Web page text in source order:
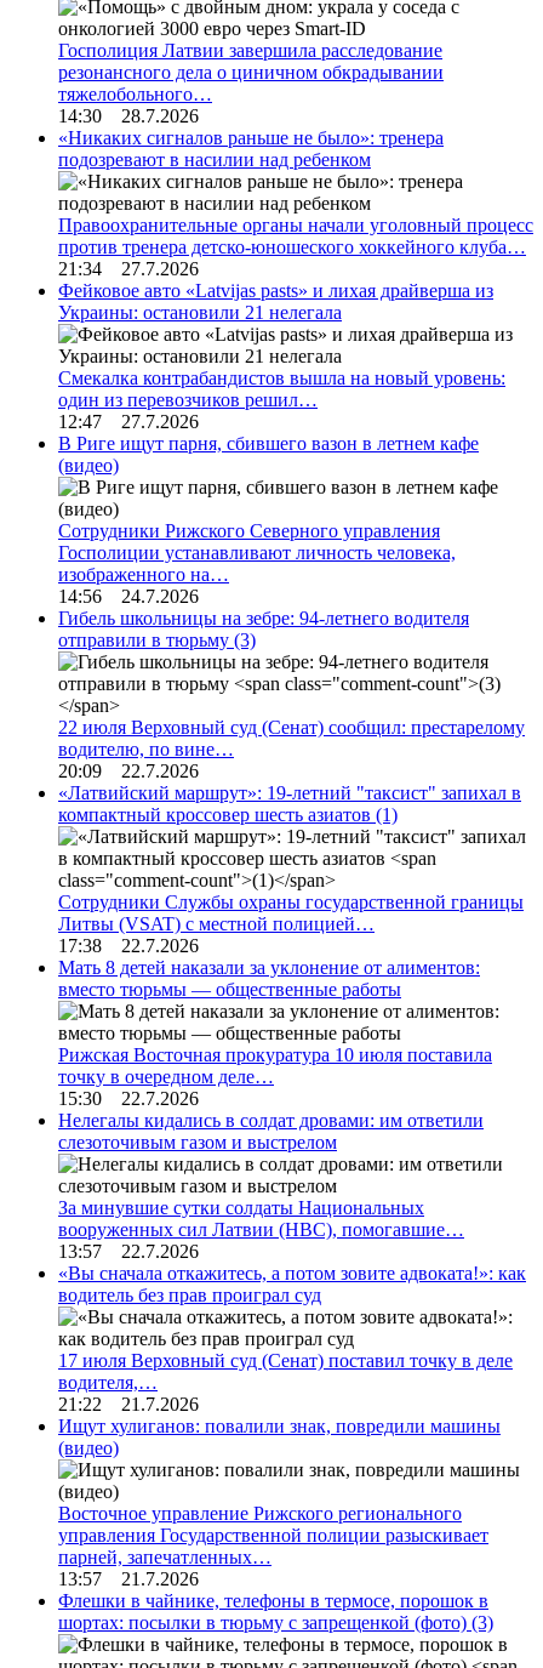
Госполиция Латвии завершила расследование
резонансного дела о циничном обкрадывании
тяжелобольного…
14:30 28.7.2026
«Никаких сигналов раньше не было»: тренера
подозревают в насилии над ребенком
Правоохранительные органы начали уголовный процесс
против тренера детско-юношеского хоккейного клуба…
21:34 27.7.2026
Фейковое авто «Latvijas pasts» и лихая драйверша из
Украины: остановили 21 нелегала
Смекалка контрабандистов вышла на новый уровень:
один из перевозчиков решил…
12:47 27.7.2026
В Риге ищут парня, сбившего вазон в летнем кафе
(видео)
Сотрудники Рижского Северного управления
Госполиции устанавливают личность человека,
изображенного на…
14:56 24.7.2026
Гибель школьницы на зебре: 94-летнего водителя
отправили в тюрьму (3)
22 июля Верховный суд (Сенат) сообщил: престарелому
водителю, по вине…
20:09 22.7.2026
«Латвийский маршрут»: 19-летний "таксист" запихал в
компактный кроссовер шесть азиатов (1)
Сотрудники Службы охраны государственной границы
Литвы (VSAT) с местной полицией…
17:38 22.7.2026
Мать 8 детей наказали за уклонение от алиментов:
вместо тюрьмы — общественные работы
Рижская Восточная прокуратура 10 июля поставила
точку в очередном деле…
15:30 22.7.2026
Нелегалы кидались в солдат дровами: им ответили
слезоточивым газом и выстрелом
За минувшие сутки солдаты Национальных
вооруженных сил Латвии (НВС), помогавшие…
13:57 22.7.2026
«Вы сначала откажитесь, а потом зовите адвоката!»: как
водитель без прав проиграл суд
17 июля Верховный суд (Сенат) поставил точку в деле
водителя,…
21:22 21.7.2026
Ищут хулиганов: повалили знак, повредили машины
(видео)
Восточное управление Рижского регионального
управления Государственной полиции разыскивает
парней, запечатленных…
13:57 21.7.2026
Флешки в чайнике, телефоны в термосе, порошок в
шортах: посылки в тюрьму с запрещенкой (фото) (3)